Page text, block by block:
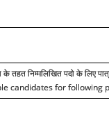
के तहत निम्मलिखित पदो के लिए
candidates for following